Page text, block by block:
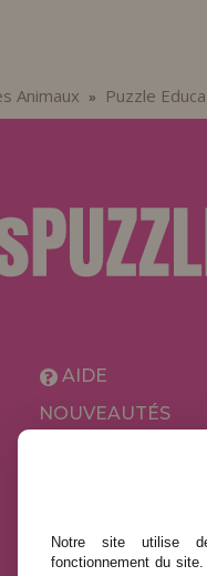
Animaux » Puzzle
AIDE
NOUVEAUTÉS
PROMOTIONS ET
Notre site utilise
fonctionnement du